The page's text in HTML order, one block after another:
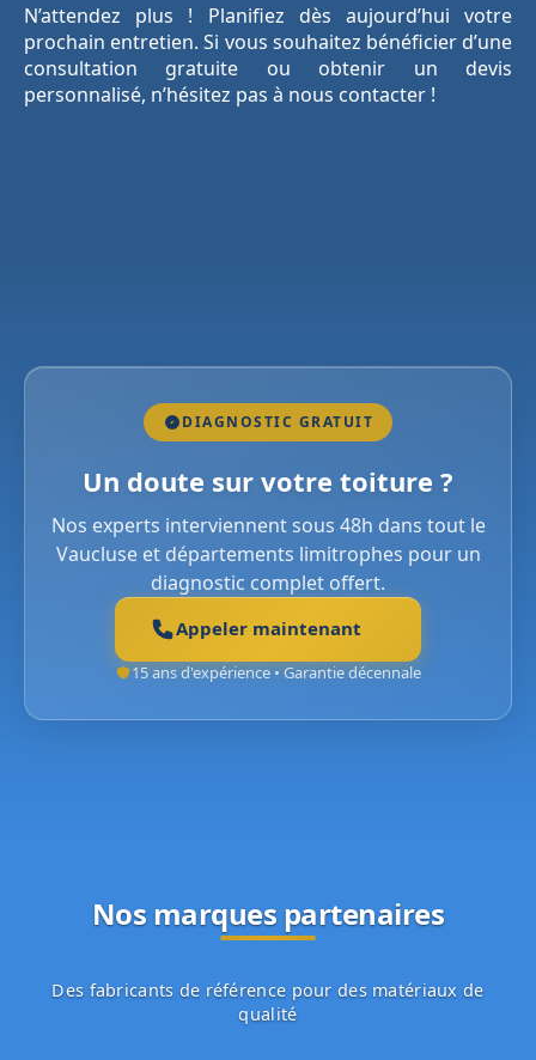
N’attendez plus ! Planifiez dès aujourd’hui votre
prochain entretien. Si vous souhaitez bénéficier d’une
consultation gratuite ou obtenir un devis
personnalisé, n’hésitez pas à nous contacter !
DIAGNOSTIC GRATUIT
Un doute sur votre toiture ?
Nos experts interviennent sous 48h dans tout le
Vaucluse et départements limitrophes pour un
diagnostic complet offert.
Appeler maintenant
15 ans d'expérience • Garantie décennale
Nos marques partenaires
Des fabricants de référence pour des matériaux de
qualité